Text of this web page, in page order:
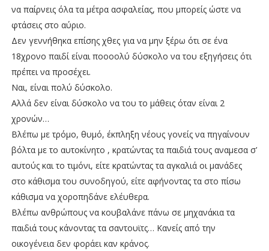
να παίρνεις όλα τα μέτρα ασφαλείας, που μπορείς ώστε να
φτάσεις στο αύριο.
Δεν γεννήθηκα επίσης χθες για να μην ξέρω ότι σε ένα
18χρονο παιδί είναι ποοοολύ δύσκολο να του εξηγήσεις ότι
πρέπει να προσέχει.
Ναι, είναι πολύ δύσκολο.
Αλλά δεν είναι δύσκολο να του το μάθεις όταν είναι 2
χρονών…
Βλέπω με τρόμο, θυμό, έκπληξη νέους γονείς να πηγαίνουν
βόλτα με το αυτοκίνητο , κρατώντας τα παιδιά τους αναμεσα σ’
αυτούς και το τιμόνι, είτε κρατώντας τα αγκαλιά οι μανάδες
στο κάθισμα του συνοδηγού, είτε αφήνοντας τα στο πίσω
κάθισμα να χοροπηδάνε ελέυθερα.
Βλέπω ανθρώπους να κουβαλάνε πάνω σε μηχανάκια τα
παιδιά τους κάνοντας τα σαντουϊτς… Κανείς από την
οικογένεια δεν φοράει καν κράνος.